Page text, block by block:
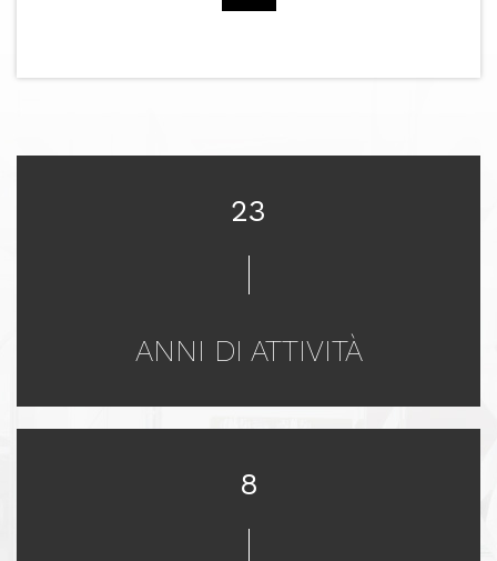
23
ANNI DI ATTIVITÀ
8